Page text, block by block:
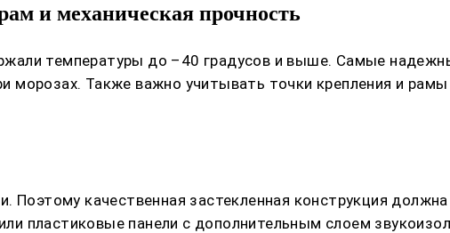
и механическая прочность
температуры до –40 градусов и выше. Самые
морозах. Также важно учитывать точки крепления и
Поэтому качественная застекленная конструкция
пластиковые панели с дополнительным слоем